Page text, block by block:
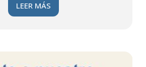
LEER MÁS